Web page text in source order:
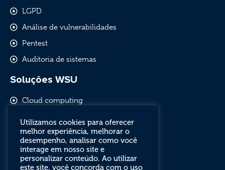
LGPD
Análise de vulnerabilidades
Pentest
Auditoria de sistemas
Soluções WSU
Cloud computing
Software livre e outsourcing
Segurança de redes
Utilizamos cookies para oferecer
melhor experiência, melhorar o
desempenho, analisar como você
interage em nosso site e
personalizar conteúdo. Ao utilizar
este site, você concorda com o uso